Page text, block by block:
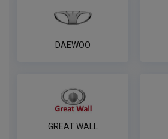
для Renault Logan -7pin
DAEWOO
GREAT WALL